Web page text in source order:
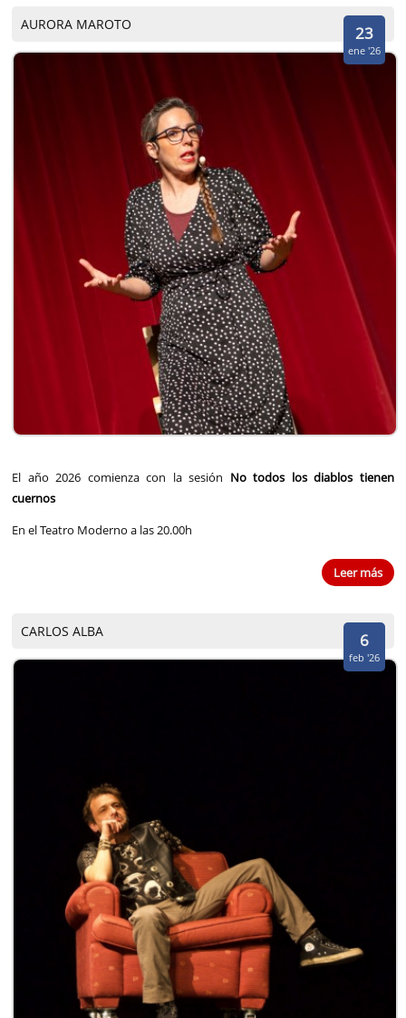
AURORA MAROTO
El año 2026 comienza con la sesión No todos los diablos tienen
cuernos
En el Teatro Moderno a las 20.00h
Leer más
23
ene '26
CARLOS ALBA 6
feb '26